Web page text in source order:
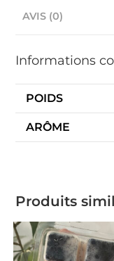
AVIS (0)
Informations
POIDS
ARÔME
Produits